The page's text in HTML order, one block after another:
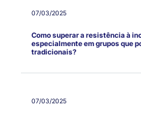
07/03/2025
Como superar a resistência à
especialmente em grupos que
tradicionais?
07/03/2025